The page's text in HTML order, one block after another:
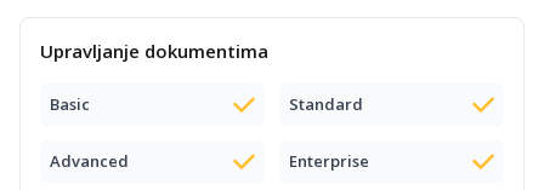
Upravljanje dokumentima
Basic Standard
Advanced Enterprise